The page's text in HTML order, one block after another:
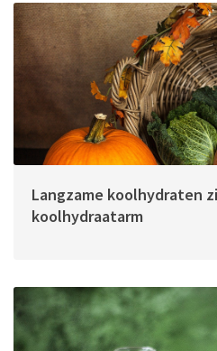
Langzame koolhydraten
koolhydraatarm